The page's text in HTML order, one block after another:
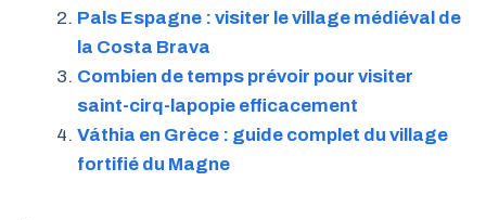
Pals Espagne : visiter le village médiéval de
la Costa Brava
Combien de temps prévoir pour visiter
saint-cirq-lapopie efficacement
Váthia en Grèce : guide complet du village
fortifié du Magne